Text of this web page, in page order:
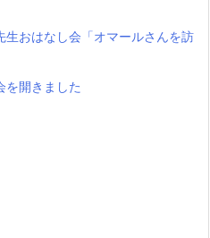
生おはなし会「オマールさんを訪
を開きました